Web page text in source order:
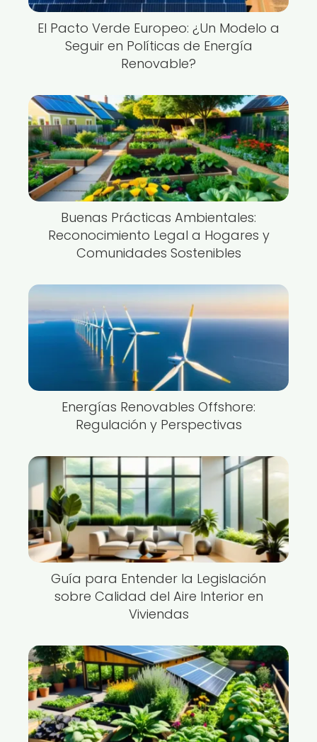
El Pacto Verde Europeo: ¿Un Modelo a
Seguir en Políticas de Energía
Renovable?
Buenas Prácticas Ambientales:
Reconocimiento Legal a Hogares y
Comunidades Sostenibles
Energías Renovables Offshore:
Regulación y Perspectivas
Guía para Entender la Legislación
sobre Calidad del Aire Interior en
Viviendas